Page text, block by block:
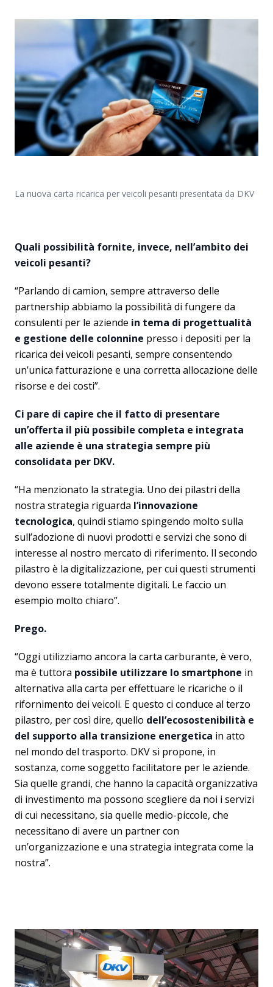
La nuova carta ricarica per veicoli pesanti presentata da DKV
Quali possibilità fornite, invece, nell’ambito dei
veicoli pesanti?
“Parlando di camion, sempre attraverso delle
partnership abbiamo la possibilità di fungere da
consulenti per le aziende in tema di progettualità
e gestione delle colonnine presso i depositi per la
ricarica dei veicoli pesanti, sempre consentendo
un’unica fatturazione e una corretta allocazione delle
risorse e dei costi”.
Ci pare di capire che il fatto di presentare
un’offerta il più possibile completa e integrata
alle aziende è una strategia sempre più
consolidata per DKV.
“Ha menzionato la strategia. Uno dei pilastri della
nostra strategia riguarda l’innovazione
tecnologica, quindi stiamo spingendo molto sulla
sull’adozione di nuovi prodotti e servizi che sono di
interesse al nostro mercato di riferimento. Il secondo
pilastro è la digitalizzazione, per cui questi strumenti
devono essere totalmente digitali. Le faccio un
esempio molto chiaro”.
Prego.
“Oggi utilizziamo ancora la carta carburante, è vero,
ma è tuttora possibile utilizzare lo smartphone in
alternativa alla carta per effettuare le ricariche o il
rifornimento dei veicoli. E questo ci conduce al terzo
pilastro, per così dire, quello dell’ecosostenibilità e
del supporto alla transizione energetica in atto
nel mondo del trasporto. DKV si propone, in
sostanza, come soggetto facilitatore per le aziende.
Sia quelle grandi, che hanno la capacità organizzativa
di investimento ma possono scegliere da noi i servizi
di cui necessitano, sia quelle medio-piccole, che
necessitano di avere un partner con
un’organizzazione e una strategia integrata come la
nostra”.